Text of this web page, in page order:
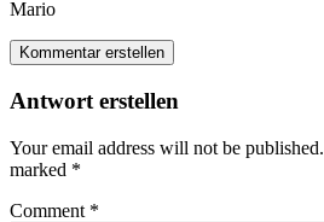
Mario
Kommentar erstellen
Antwort erstellen
Your email address will not be published.
marked *
Comment *